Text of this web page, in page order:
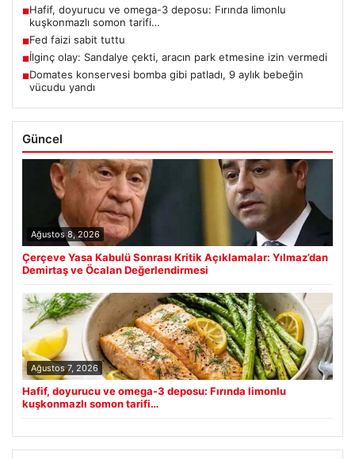
■Hafif, doyurucu ve omega-3 deposu: Fırında limonlu
kuşkonmazlı somon tarifi…
■Fed faizi sabit tuttu
■İlginç olay: Sandalye çekti, aracın park etmesine izin vermedi
■Domates konservesi bomba gibi patladı, 9 aylık bebeğin
vücudu yandı
Güncel
Ağustos 8, 2026
Çerçeve Yasa Kabulü Sonrası Kritik Açıklamalar: Yılmaz’dan
Demirtaş ve Öcalan Değerlendirmesi
Ağustos 7, 2026
Hafif, doyurucu ve omega-3 deposu: Fırında limonlu
kuşkonmazlı somon tarifi…